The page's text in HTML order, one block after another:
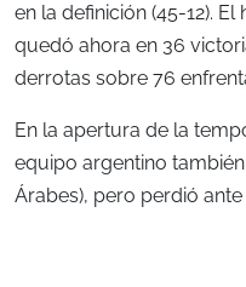
en la definición (45-12).
quedó ahora en 36
derrotas sobre 76
En la apertura de la
equipo argentino
Árabes), pero perdió ante